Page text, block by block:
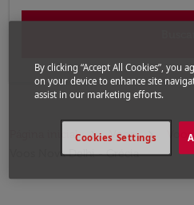
Página inicial Voos
Voos Nova Delhi - Grécia
By clicking “Accept All Cookies”, you
on your device to enhance site
assist in our marketing efforts.
Cookies Settings